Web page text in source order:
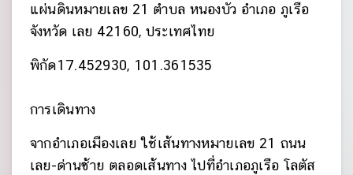
แผ่นดินหมายเลข 21 ตำบล หนองบัว อำเภอ ภูเรือ
จังหวัด เลย 42160, ประเทศไทย
พิกัด17.452930, 101.361535
การเดินทาง
จากอำเภอเมืองเลย ใช้เส้นทางหมายเลข 21 ถนน
เลย-ด่านซ้าย ตลอดเส้นทาง ไปที่อำเภอภูเรือ โลตัส